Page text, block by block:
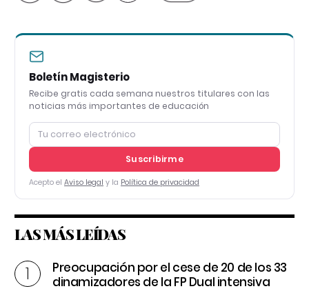
Boletín Magisterio
Recibe gratis cada semana nuestros titulares con las
noticias más importantes de educación
Suscribirme
Acepto el Aviso legal y la Política de privacidad
LAS MÁS LEÍDAS
Preocupación por el cese de 20 de los 33
dinamizadores de la FP Dual intensiva